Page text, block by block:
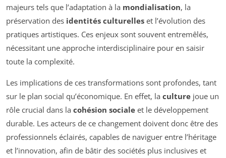
majeurs tels que l’adaptation à la mondialisation, la
préservation des identités culturelles et l’évolution des
pratiques artistiques. Ces enjeux sont souvent entremêlés,
nécessitant une approche interdisciplinaire pour en saisir
toute la complexité.
Les implications de ces transformations sont profondes, tant
sur le plan social qu’économique. En effet, la culture joue un
rôle crucial dans la cohésion sociale et le développement
durable. Les acteurs de ce changement doivent donc être des
professionnels éclairés, capables de naviguer entre l’héritage
et l’innovation, afin de bâtir des sociétés plus inclusives et